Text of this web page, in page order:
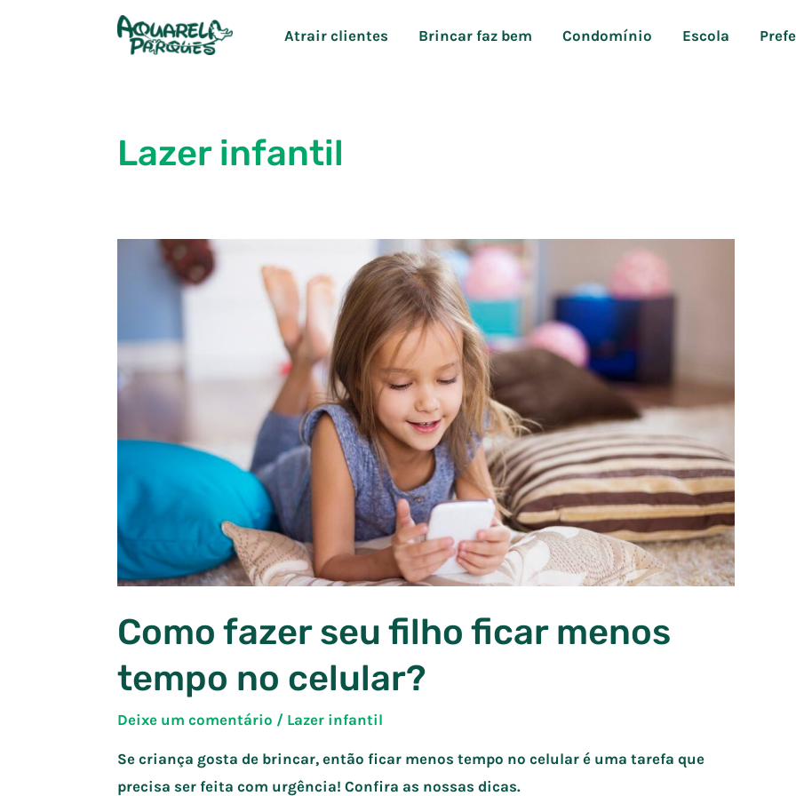
Atrair clientes Brincar faz bem Condomínio Escola
Lazer infantil
Como fazer seu filho ficar menos
tempo no celular?
Deixe um comentário / Lazer infantil
Se criança gosta de brincar, então ficar menos tempo no celular é uma tarefa que
precisa ser feita com urgência! Confira as nossas dicas.